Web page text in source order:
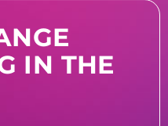
IN THE